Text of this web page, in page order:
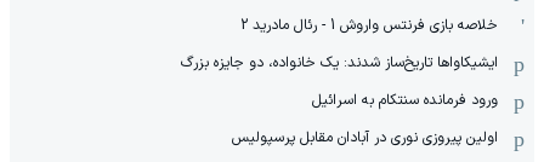
خلاصه بازی فرنتس واروش 1 - رئال مادرید 2
ایشیکاوا‌ها تاریخ‌ساز شدند: یک خانواده، دو جایزه بزرگ
ورود فرمانده سنتکام به اسرائیل
اولین پیروزی نوری در آبادان مقابل پرسپولیس